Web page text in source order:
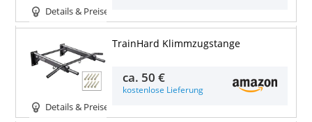
Details & Preise
Details & Preise
TrainHard Klimmzugstange
ca. 50 €
kostenlose Lieferung